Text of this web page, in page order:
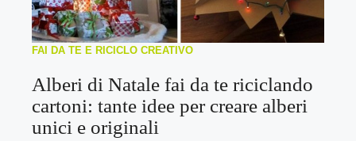
FAI DA TE E RICICLO CREATIVO
Alberi di Natale fai da te riciclando
cartoni: tante idee per creare alberi
unici e originali